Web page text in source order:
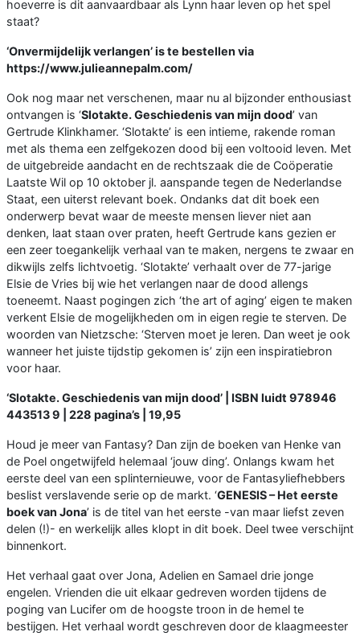
hoeverre is dit aanvaardbaar als Lynn haar leven op het spel
staat?
‘Onvermijdelijk verlangen’ is te bestellen via
https://www.julieannepalm.com/
Ook nog maar net verschenen, maar nu al bijzonder enthousiast
ontvangen is ‘Slotakte. Geschiedenis van mijn dood’ van
Gertrude Klinkhamer. ‘Slotakte’ is een intieme, rakende roman
met als thema een zelfgekozen dood bij een voltooid leven. Met
de uitgebreide aandacht en de rechtszaak die de Coöperatie
Laatste Wil op 10 oktober jl. aanspande tegen de Nederlandse
Staat, een uiterst relevant boek. Ondanks dat dit boek een
onderwerp bevat waar de meeste mensen liever niet aan
denken, laat staan over praten, heeft Gertrude kans gezien er
een zeer toegankelijk verhaal van te maken, nergens te zwaar en
dikwijls zelfs lichtvoetig. ‘Slotakte’ verhaalt over de 77-jarige
Elsie de Vries bij wie het verlangen naar de dood allengs
toeneemt. Naast pogingen zich ‘the art of aging’ eigen te maken
verkent Elsie de mogelijkheden om in eigen regie te sterven. De
woorden van Nietzsche: ‘Sterven moet je leren. Dan weet je ook
wanneer het juiste tijdstip gekomen is’ zijn een inspiratiebron
voor haar.
‘Slotakte. Geschiedenis van mijn dood’ | ISBN luidt 978946
443513 9 | 228 pagina’s | 19,95
Houd je meer van Fantasy? Dan zijn de boeken van Henke van
de Poel ongetwijfeld helemaal ‘jouw ding’. Onlangs kwam het
eerste deel van een splinternieuwe, voor de Fantasyliefhebbers
beslist verslavende serie op de markt. ‘GENESIS – Het eerste
boek van Jona’ is de titel van het eerste -van maar liefst zeven
delen (!)- en werkelijk alles klopt in dit boek. Deel twee verschijnt
binnenkort.
Het verhaal gaat over Jona, Adelien en Samael drie jonge
engelen. Vrienden die uit elkaar gedreven worden tijdens de
poging van Lucifer om de hoogste troon in de hemel te
bestijgen. Het verhaal wordt geschreven door de klaagmeester